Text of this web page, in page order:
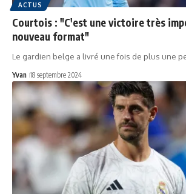
ACTUS
Courtois : "C'est une victoire très
nouveau format"
Le gardien belge a livré une fois de plus une
Yvan 18 septembre 2024